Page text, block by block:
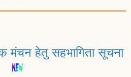
मंचन हेतु सहभागिता सूचना